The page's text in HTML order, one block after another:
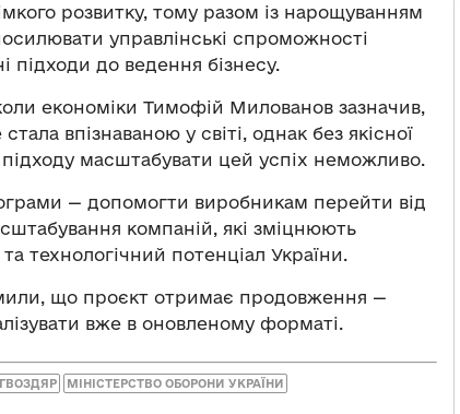
розвитку, тому разом із нарощуванням
управлінські спроможності
підходи до ведення бізнесу.
економіки Тимофій Милованов зазначив,
впізнаваною у світі, однак без якісної
підходу масштабувати цей успіх неможливо.
— допомогти виробникам перейти від
компаній, які зміцнюють
технологічний потенціал України.
що проєкт отримає продовження —
вже в оновленому форматі.
МІНІСТЕРСТВО ОБОРОНИ УКРАЇНИ